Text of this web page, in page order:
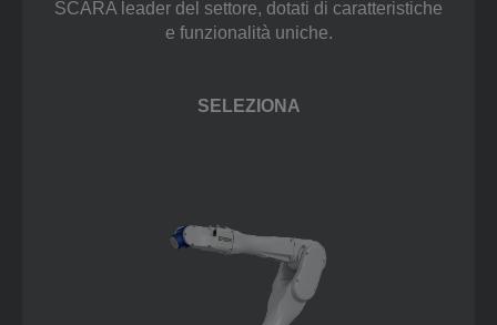
SCARA leader del settore, dotati di caratteristiche
e funzionalità uniche.
SELEZIONA